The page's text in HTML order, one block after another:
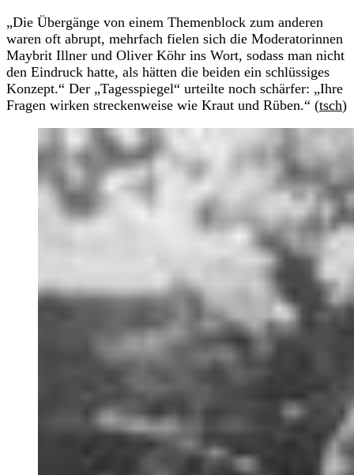
„Die Übergänge von einem Themenblock zum anderen
waren oft abrupt, mehrfach fielen sich die Moderatorinnen
Maybrit Illner und Oliver Köhr ins Wort, sodass man nicht
den Eindruck hatte, als hätten die beiden ein schlüssiges
Konzept.“ Der „Tagesspiegel“ urteilte noch schärfer: „Ihre
Fragen wirken streckenweise wie Kraut und Rüben.“ (tsch)